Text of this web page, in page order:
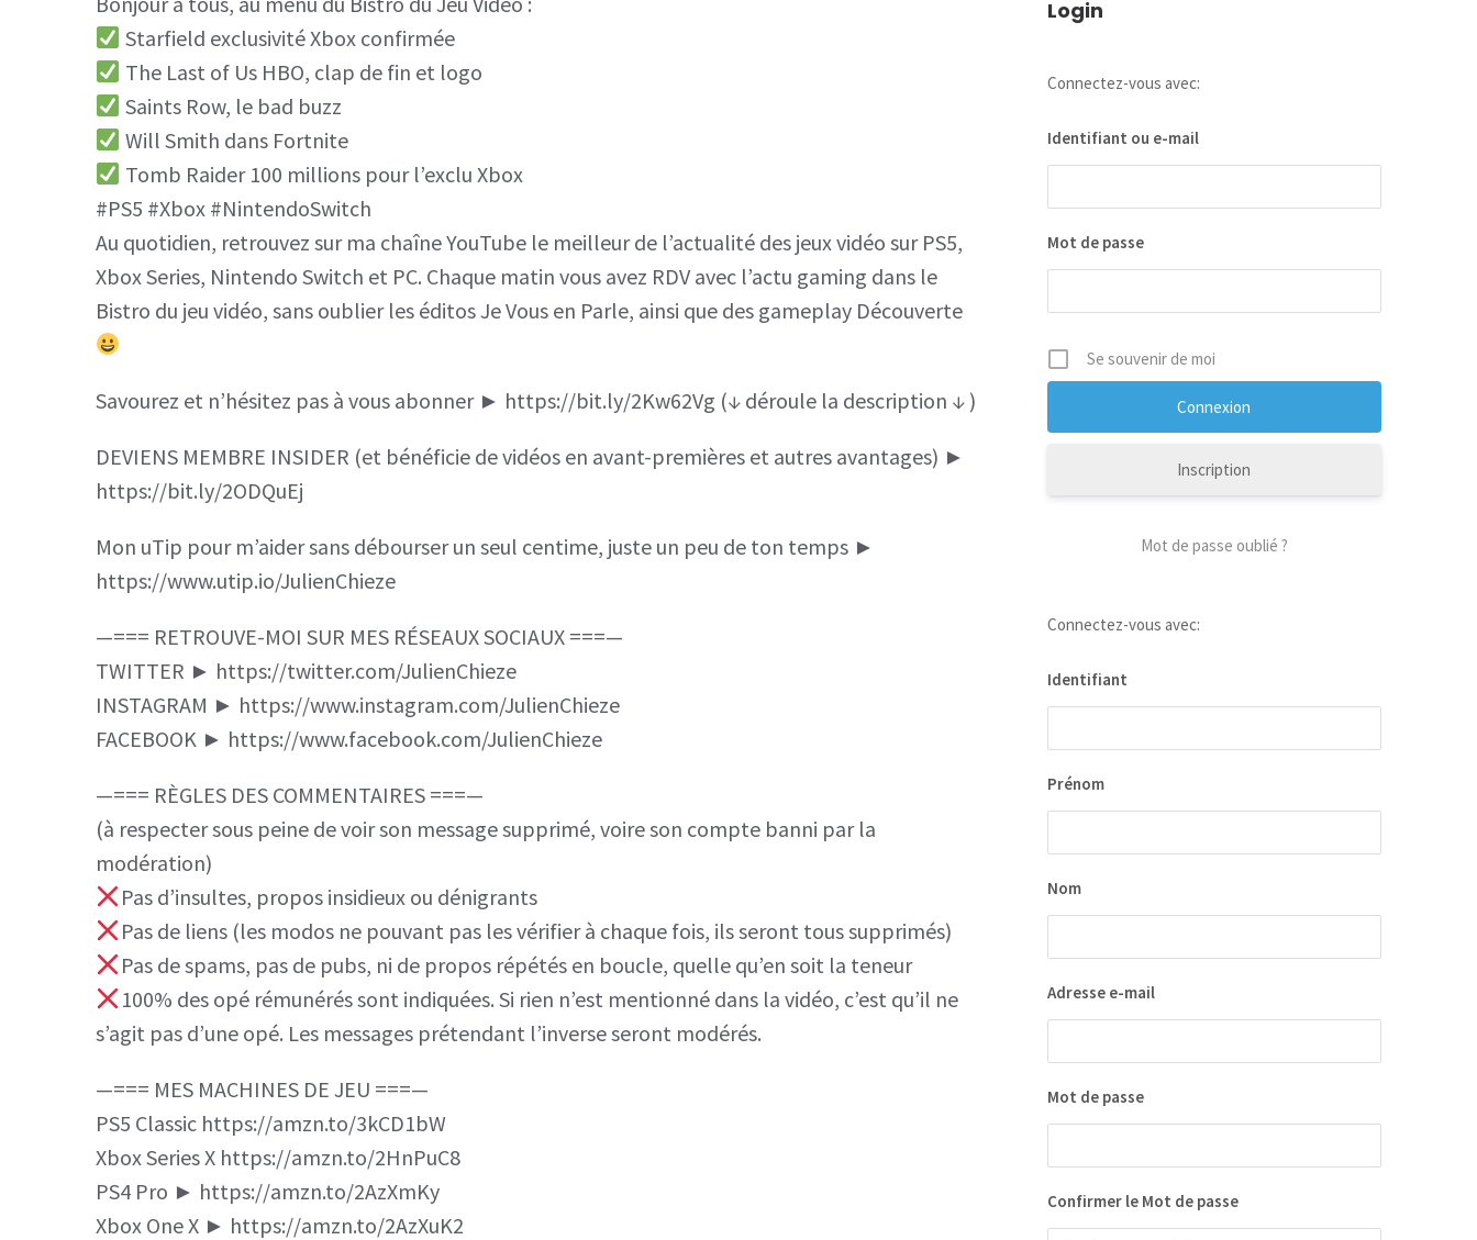
logo
Starfield exclusivité Xbox confirmée
The Last of Us HBO, clap de fin et logo
Saints Row, le bad buzz
Will Smith dans Fortnite
Tomb Raider 100 millions pour l’exclu Xbox
#PS5 #Xbox #NintendoSwitch
Au quotidien, retrouvez sur ma chaîne YouTube le meilleur de l’actualité des jeux vidéo sur PS5,
Xbox Series, Nintendo Switch et PC. Chaque matin vous avez RDV avec l’actu gaming dans le
Bistro du jeu vidéo, sans oublier les éditos Je Vous en Parle, ainsi que des gameplay Découverte
Savourez et n’hésitez pas à vous abonner ► https://bit.ly/2Kw62Vg (↓ déroule la description ↓ )
DEVIENS MEMBRE INSIDER (et bénéficie de vidéos en avant-premières et autres avantages) ►
https://bit.ly/2ODQuEj
Mon uTip pour m’aider sans débourser un seul centime, juste un peu de ton temps ►
https://www.utip.io/JulienChieze
—=== RETROUVE-MOI SUR MES RÉSEAUX SOCIAUX ===—
TWITTER ► https://twitter.com/JulienChieze
INSTAGRAM ► https://www.instagram.com/JulienChieze
FACEBOOK ► https://www.facebook.com/JulienChieze
—=== RÈGLES DES COMMENTAIRES ===—
(à respecter sous peine de voir son message supprimé, voire son compte banni par la
modération)
Pas d’insultes, propos insidieux ou dénigrants
Pas de liens (les modos ne pouvant pas les vérifier à chaque fois, ils seront tous supprimés)
Pas de spams, pas de pubs, ni de propos répétés en boucle, quelle qu’en soit la teneur
100% des opé rémunérés sont indiquées. Si rien n’est mentionné dans la vidéo, c’est qu’il ne
s’agit pas d’une opé. Les messages prétendant l’inverse seront modérés.
—=== MES MACHINES DE JEU ===—
PS5 Classic https://amzn.to/3kCD1bW
Xbox Series X https://amzn.to/2HnPuC8
PS4 Pro ► https://amzn.to/2AzXmKy
Xbox One X ► https://amzn.to/2AzXuK2
Login
Connectez-vous avec:
Identifiant ou e-mail
Mot de passe
Se souvenir de moi
Inscription
Mot de passe oublié ?
Connectez-vous avec:
Identifiant
Prénom
Nom
Adresse e-mail
Mot de passe
Confirmer le Mot de passe